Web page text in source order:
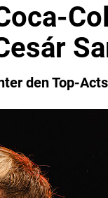
den Top-Acts